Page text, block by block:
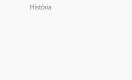
Història